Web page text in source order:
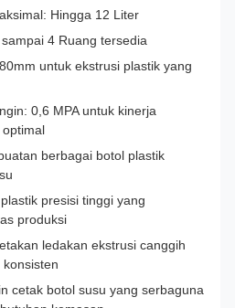
Hingga 12 Liter
4 Ruang tersedia
untuk ekstrusi plastik yang
0,6 MPA untuk kinerja
berbagai botol plastik
presisi tinggi yang
produksi
ledakan ekstrusi canggih
cetak botol susu yang serbaguna